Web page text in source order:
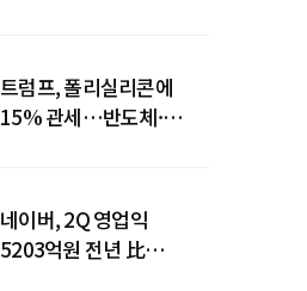
트럼프, 폴리실리콘에
15% 관세…반도체·
네이버, 2Q 영업익
5203억원 전년 比